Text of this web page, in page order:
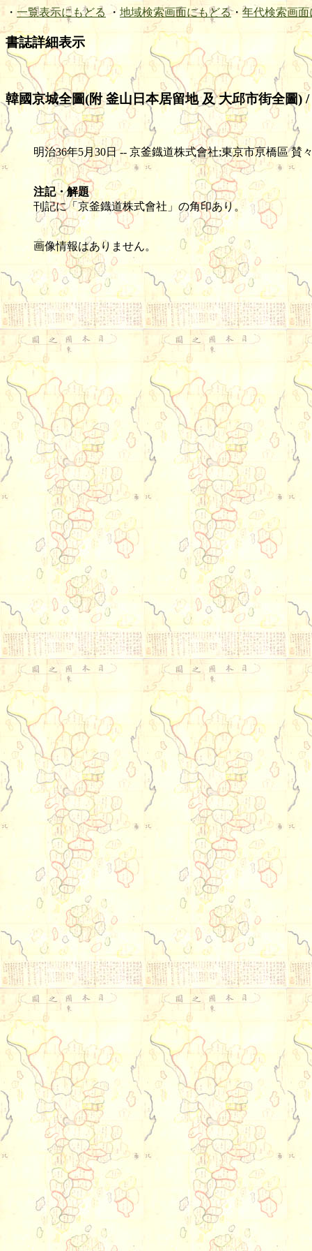
・ 一覧表示にもどる ・ 地域検索画面にもどる・ 年代検索画面
書誌詳細表示
韓國京城全圖(附 釜山日本居留地 及 大邱市街全圖)
明治36年5月30日 -- 京釜鐡道株式會社;東京市亰橋區 賛
注記・解題
刊記に「京釜鐡道株式會社」の角印あり。
画像情報はありません。